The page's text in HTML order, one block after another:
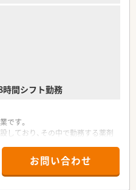
間シフト勤務
です。
しており、その中で勤務する薬剤
も積極的に取組んでいます。
お問い合わせ